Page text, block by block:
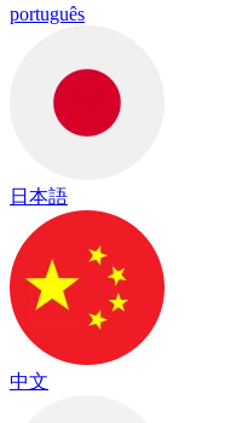
português
日本語
中文